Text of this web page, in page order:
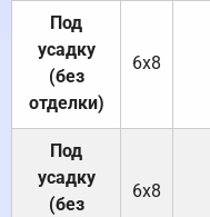
Под
усадку
(без
отделки)
6х8
Под
усадку
(без
6х8